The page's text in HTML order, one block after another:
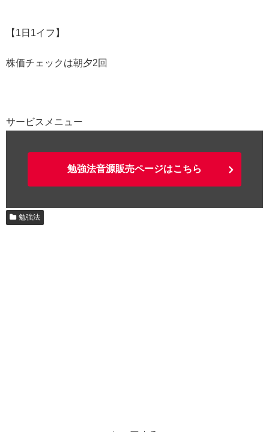
【1日1イフ】
株価チェックは朝夕2回
サービスメニュー
勉強法音源販売ページはこちら
勉強法